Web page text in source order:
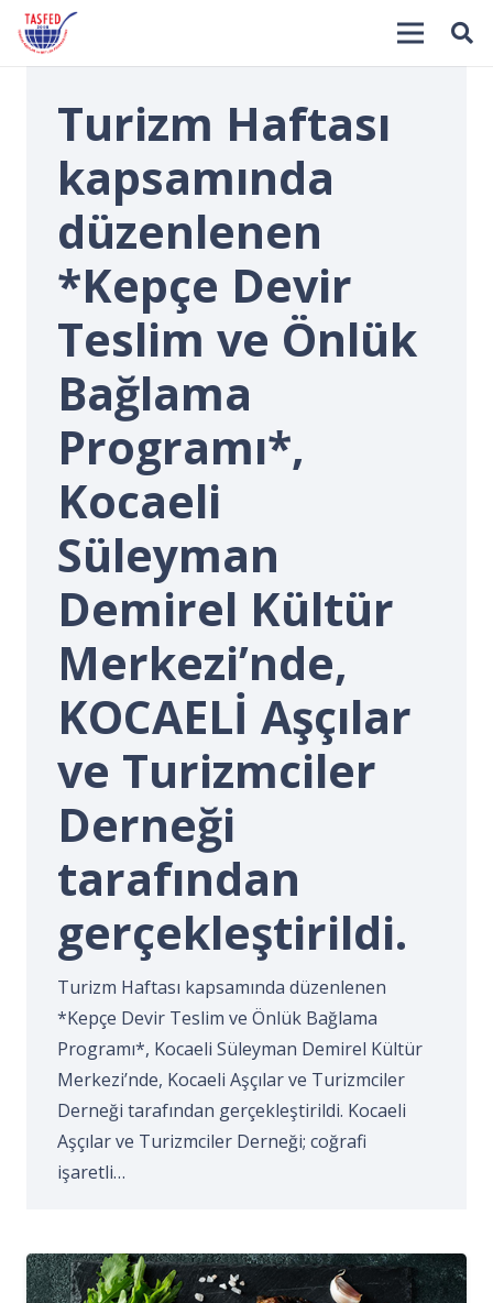
Turizm Haftası
kapsamında
düzenlenen
*Kepçe Devir
Teslim ve Önlük
Bağlama
Programı*,
Kocaeli
Süleyman
Demirel Kültür
Merkezi’nde,
KOCAELİ Aşçılar
ve Turizmciler
Derneği
tarafından
gerçekleştirildi.
Turizm Haftası kapsamında düzenlenen
*Kepçe Devir Teslim ve Önlük Bağlama
Programı*, Kocaeli Süleyman Demirel Kültür
Merkezi’nde, Kocaeli Aşçılar ve Turizmciler
Derneği tarafından gerçekleştirildi. Kocaeli
Aşçılar ve Turizmciler Derneği; coğrafi
işaretli…